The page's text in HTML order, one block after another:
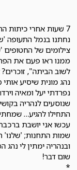
7 שעות אחרי כיתות
נחתנו בנמל התעופה
צילומים של החטופים
ממנו ראו פעם את
לשוב הביתה",
נהג מונית שיסיע
נפרדתי יעל ומאיה
שנוסעים לנהריה
התחילו להגיע…
עכשו אני יושבת
שמות התחנות; 'שלנו'
ובנהריה ימתין לי
שום דבר!
*